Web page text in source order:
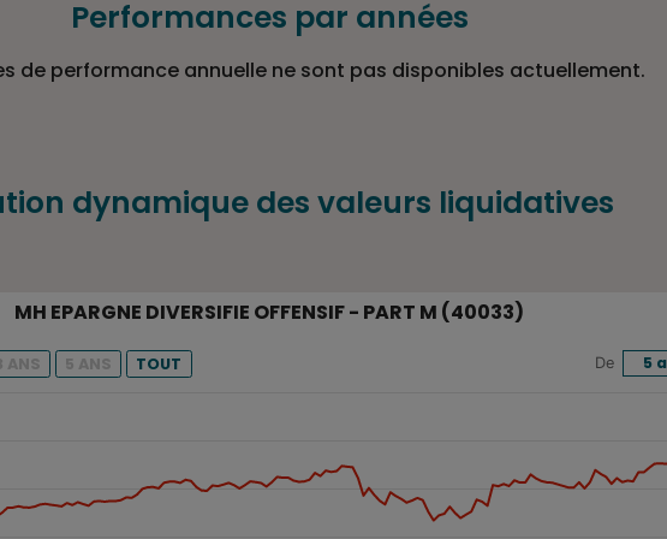
Performances par années
de performance annuelle ne sont pas disponibles actuellement.
dynamique des valeurs liquidatives
M (40033)
avec un temps donné.
du fonds MH EPARGNE DIVERSIFIE OFFENSIF - PART M
liquidative (€), and navigator-y-axis.
MH EPARGNE DIVERSIFIE OFFENSIF - PART M (40033)
ANS 5 ANS TOUT De 5